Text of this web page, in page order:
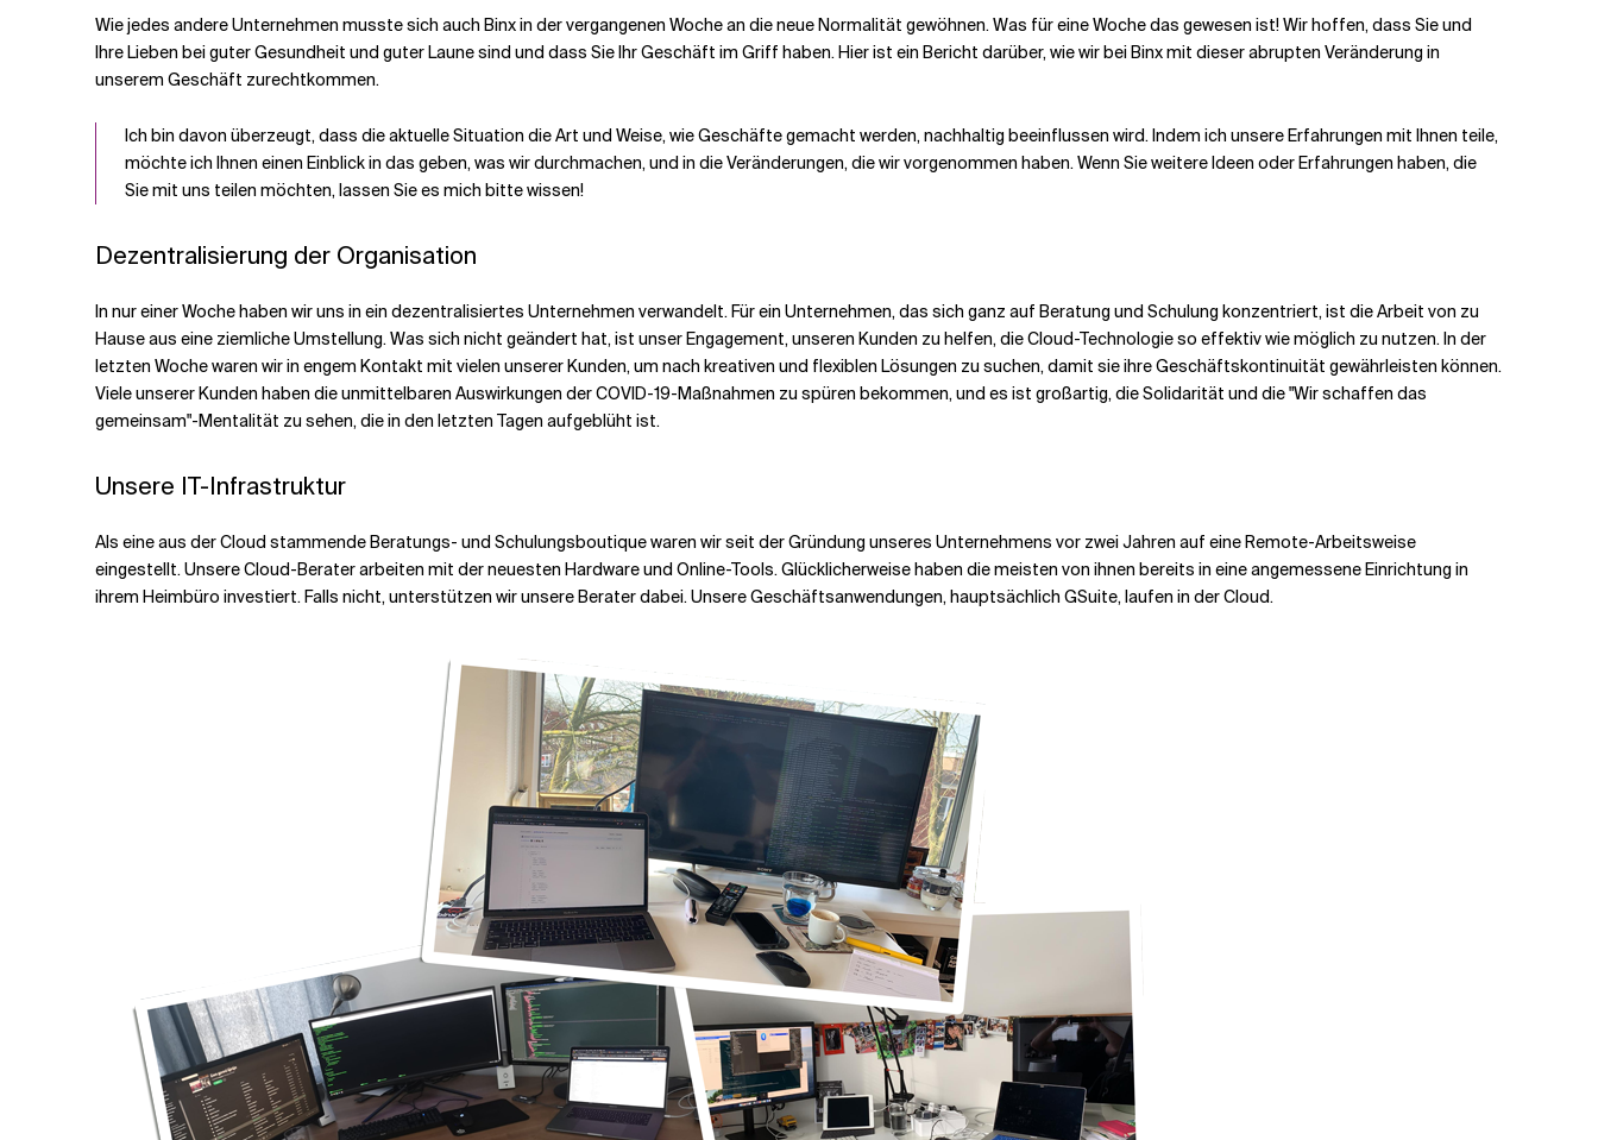
Verwandte Themen
Wie jedes andere Unternehmen musste sich auch Binx in der vergangenen Woche an die neue Normalität gewöhnen. Was für eine Woche das gewesen ist! Wir hoffen, dass Sie und
Ihre Lieben bei guter Gesundheit und guter Laune sind und dass Sie Ihr Geschäft im Griff haben. Hier ist ein Bericht darüber, wie wir bei Binx mit dieser abrupten Veränderung in
unserem Geschäft zurechtkommen.
Ich bin davon überzeugt, dass die aktuelle Situation die Art und Weise, wie Geschäfte gemacht werden, nachhaltig beeinflussen wird. Indem ich unsere Erfahrungen mit Ihnen teile,
möchte ich Ihnen einen Einblick in das geben, was wir durchmachen, und in die Veränderungen, die wir vorgenommen haben. Wenn Sie weitere Ideen oder Erfahrungen haben, die
Sie mit uns teilen möchten, lassen Sie es mich bitte wissen!
Dezentralisierung der Organisation
In nur einer Woche haben wir uns in ein dezentralisiertes Unternehmen verwandelt. Für ein Unternehmen, das sich ganz auf Beratung und Schulung konzentriert, ist die Arbeit von zu
Hause aus eine ziemliche Umstellung. Was sich nicht geändert hat, ist unser Engagement, unseren Kunden zu helfen, die Cloud-Technologie so effektiv wie möglich zu nutzen. In der
letzten Woche waren wir in engem Kontakt mit vielen unserer Kunden, um nach kreativen und flexiblen Lösungen zu suchen, damit sie ihre Geschäftskontinuität gewährleisten können.
Viele unserer Kunden haben die unmittelbaren Auswirkungen der COVID-19-Maßnahmen zu spüren bekommen, und es ist großartig, die Solidarität und die "Wir schaffen das
gemeinsam"-Mentalität zu sehen, die in den letzten Tagen aufgeblüht ist.
Unsere IT-Infrastruktur
Als eine aus der Cloud stammende Beratungs- und Schulungsboutique waren wir seit der Gründung unseres Unternehmens vor zwei Jahren auf eine Remote-Arbeitsweise
eingestellt. Unsere Cloud-Berater arbeiten mit der neuesten Hardware und Online-Tools. Glücklicherweise haben die meisten von ihnen bereits in eine angemessene Einrichtung in
ihrem Heimbüro investiert. Falls nicht, unterstützen wir unsere Berater dabei. Unsere Geschäftsanwendungen, hauptsächlich GSuite, laufen in der Cloud.